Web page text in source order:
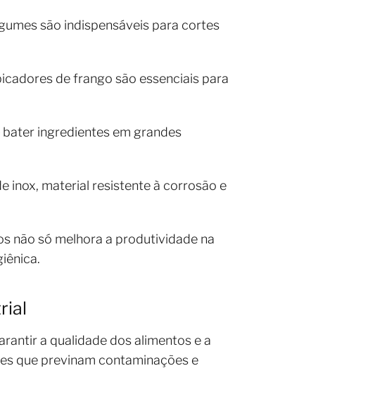
são indispensáveis para cortes
de frango são essenciais para
ingredientes em grandes
inox, material resistente à corrosão e
não só melhora a produtividade na
a qualidade dos alimentos e a
que previnam contaminações e